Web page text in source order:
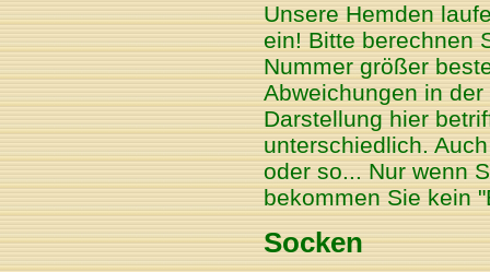
Unsere Hemden
ein! Bitte berechnen
Nummer größer
Abweichungen in
Darstellung hier
unterschiedlich.
oder so... Nur wenn
bekommen Sie kein
Socken